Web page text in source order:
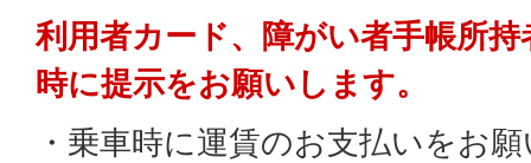
利用者カード、障がい者手帳所持
時に提示をお願いします。
・乗車時に運賃のお支払いをお